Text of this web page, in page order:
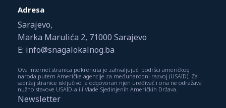
Adresa
Sarajevo,
Marka Marulića 2, 71000 Sarajevo
E: info@snagalokalnog.ba
Ova internet stranica pokrenuta je zahvaljujući podršci američkog
naroda putem Američke agencije za međunarodni razvoj (USAID). Za
sadržaj stranice isključivo je odgovoran njen uređivač i ona ne odražava
nužno stavove USAID-a ili Vlade Sjedinjenih Američkih Država.
Newsletter